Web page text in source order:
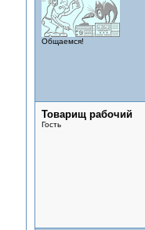
Общаемся!
Товарищ рабочий
Гость